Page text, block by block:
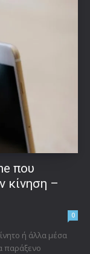
που
κίνηση –
0
ή άλλα μέσα
παράξενο